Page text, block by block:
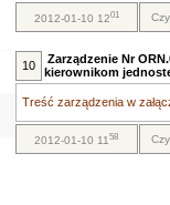
2012-01-10 1201
10
Zarządzenie Nr
kierownikom
Treść zarządzenia w
2012-01-10 1158